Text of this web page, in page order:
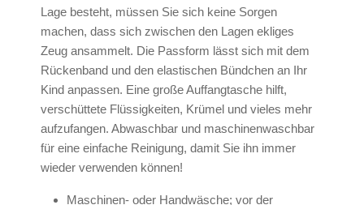
Lage besteht, müssen Sie sich keine Sorgen
machen, dass sich zwischen den Lagen ekliges
Zeug ansammelt. Die Passform lässt sich mit dem
Rückenband und den elastischen Bündchen an Ihr
Kind anpassen. Eine große Auffangtasche hilft,
verschüttete Flüssigkeiten, Krümel und vieles mehr
aufzufangen. Abwaschbar und maschinenwaschbar
für eine einfache Reinigung, damit Sie ihn immer
wieder verwenden können!
Maschinen- oder Handwäsche; vor der